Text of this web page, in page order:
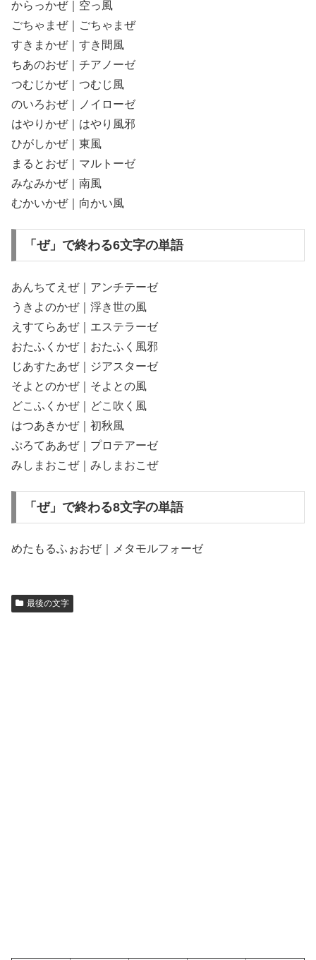
からっかぜ｜空っ風
ごちゃまぜ｜ごちゃまぜ
すきまかぜ｜すき間風
ちあのおぜ｜チアノーゼ
つむじかぜ｜つむじ風
のいろおぜ｜ノイローゼ
はやりかぜ｜はやり風邪
ひがしかぜ｜東風
まるとおぜ｜マルトーゼ
みなみかぜ｜南風
むかいかぜ｜向かい風
「ぜ」で終わる6文字の単語
あんちてえぜ｜アンチテーゼ
うきよのかぜ｜浮き世の風
えすてらあぜ｜エステラーゼ
おたふくかぜ｜おたふく風邪
じあすたあぜ｜ジアスターゼ
そよとのかぜ｜そよとの風
どこふくかぜ｜どこ吹く風
はつあきかぜ｜初秋風
ぷろてああぜ｜プロテアーゼ
みしまおこぜ｜みしまおこぜ
「ぜ」で終わる8文字の単語
めたもるふぉおぜ｜メタモルフォーゼ
最後の文字